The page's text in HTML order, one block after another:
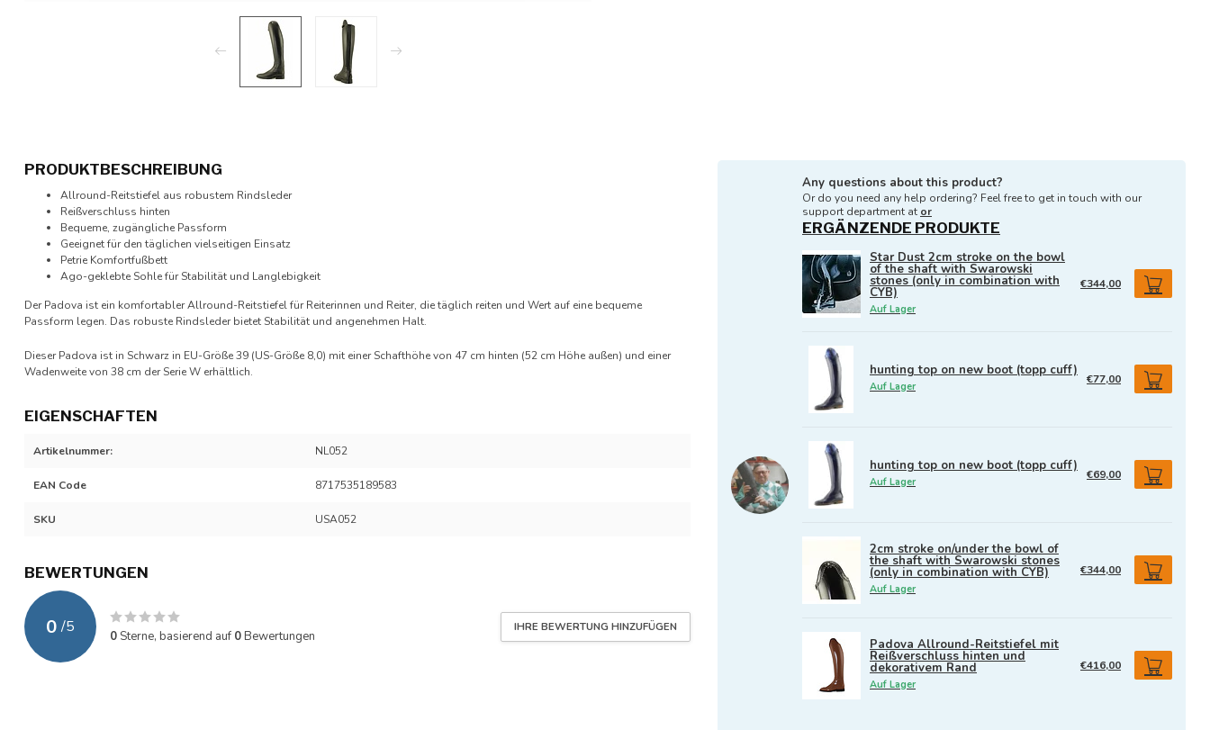
PRODUKTBESCHREIBUNG
Allround-Reitstiefel aus robustem Rindsleder
Reißverschluss hinten
Bequeme, zugängliche Passform
Geeignet für den täglichen vielseitigen Einsatz
Petrie Komfortfußbett
Ago-geklebte Sohle für Stabilität und Langlebigkeit
Der Padova ist ein komfortabler Allround-Reitstiefel für Reiterinnen und Reiter, die täglich reiten und Wert auf eine bequeme
Passform legen. Das robuste Rindsleder bietet Stabilität und angenehmen Halt.
Dieser Padova ist in Schwarz in EU-Größe 39 (US-Größe 8,0) mit einer Schafthöhe von 47 cm hinten (52 cm Höhe außen) und einer
Wadenweite von 38 cm der Serie W erhältlich.
EIGENSCHAFTEN
Artikelnummer: NL052
EAN Code 8717535189583
SKU USA052
BEWERTUNGEN
0 /5
0 Sterne, basierend auf 0Bewertungen
IHRE BEWERTUNG HINZUFÜGEN
Any questions about this product?
Or do you need any help ordering? Feel free to get in touch with our
support department at or
ERGÄNZENDE PRODUKTE
Star Dust 2cm stroke on the bowl
of the shaft with Swarowski
stones (only in combination with
CYB)
Auf Lager
€344,00
hunting top on new boot (topp cuff)
Auf Lager
€77,00
hunting top on new boot (topp cuff)
Auf Lager
€69,00
2cm stroke on/under the bowl of
the shaft with Swarowski stones
(only in combination with CYB)
Auf Lager
€344,00
Padova Allround-Reitstiefel mit
Reißverschluss hinten und
dekorativem Rand
Auf Lager
€416,00